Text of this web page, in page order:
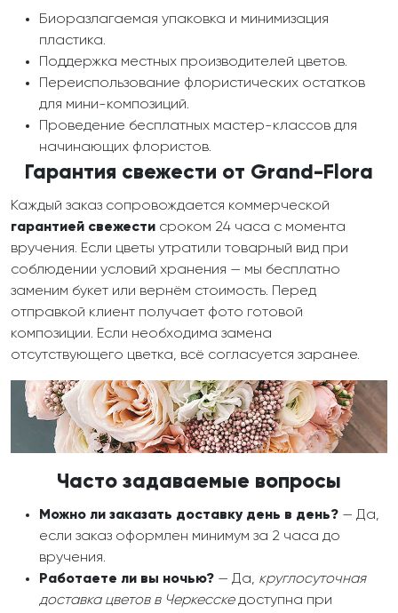
Биоразлагаемая упаковка и минимизация
пластика.
Поддержка местных производителей цветов.
Переиспользование флористических остатков
для мини-композиций.
Проведение бесплатных мастер-классов для
начинающих флористов.
Гарантия свежести от Grand-Flora
Каждый заказ сопровождается коммерческой
гарантией свежести сроком 24 часа с момента
вручения. Если цветы утратили товарный вид при
соблюдении условий хранения — мы бесплатно
заменим букет или вернём стоимость. Перед
отправкой клиент получает фото готовой
композиции. Если необходима замена
отсутствующего цветка, всё согласуется заранее.
Часто задаваемые вопросы
Можно ли заказать доставку день в день? — Да,
если заказ оформлен минимум за 2 часа до
вручения.
Работаете ли вы ночью? — Да, круглосуточная
доставка цветов в Черкесскедоступна при